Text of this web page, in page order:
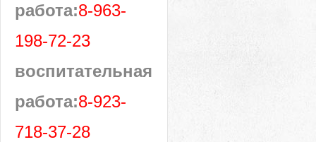
работа:8-963-
198-72-23
воспитательная
работа:8-923-
718-37-28